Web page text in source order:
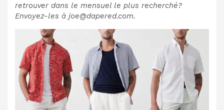
retrouver dans le mensuel le plus recherché?
Envoyez-les à joe@dapered.com.